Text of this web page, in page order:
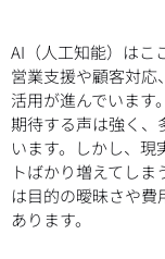
AI（人工知能）はこ
営業支援や顧客対応
活用が進んでいます
期待する声は強く、
います。しかし、現
トばかり増えてし
は目的の曖昧さや
あります。